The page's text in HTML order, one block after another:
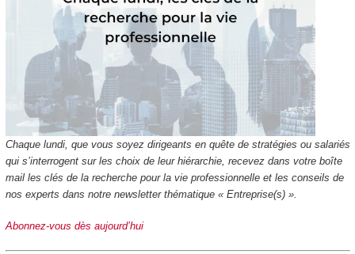
Chaque lundi, que vous soyez dirigeants en quête de stratégies ou salariés
qui s’interrogent sur les choix de leur hiérarchie, recevez dans votre boîte
mail les clés de la recherche pour la vie professionnelle et les conseils de
nos experts dans notre newsletter thématique « Entreprise(s) ».
Abonnez-vous dès aujourd’hui